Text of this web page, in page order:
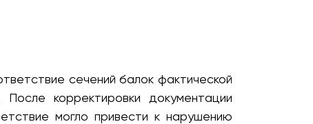
сечений балок фактической
корректировки документации
могло привести к нарушению